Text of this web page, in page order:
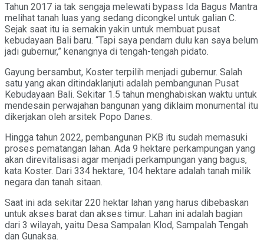
Tahun 2017 ia tak sengaja melewati bypass Ida Bagus Mantra
melihat tanah luas yang sedang dicongkel untuk galian C.
Sejak saat itu ia semakin yakin untuk membuat pusat
kebudayaan Bali baru. “Tapi saya pendam dulu kan saya belum
jadi gubernur,” kenangnya di tengah-tengah pidato.
Gayung bersambut, Koster terpilih menjadi gubernur. Salah
satu yang akan ditindaklanjuti adalah pembangunan Pusat
Kebudayaan Bali. Sekitar 1.5 tahun menghabiskan waktu untuk
mendesain perwajahan bangunan yang diklaim monumental itu
dikerjakan oleh arsitek Popo Danes.
Hingga tahun 2022, pembangunan PKB itu sudah memasuki
proses pematangan lahan. Ada 9 hektare perkampungan yang
akan direvitalisasi agar menjadi perkampungan yang bagus,
kata Koster. Dari 334 hektare, 104 hektare adalah tanah milik
negara dan tanah sitaan.
Saat ini ada sekitar 220 hektar lahan yang harus dibebaskan
untuk akses barat dan akses timur. Lahan ini adalah bagian
dari 3 wilayah, yaitu Desa Sampalan Klod, Sampalah Tengah
dan Gunaksa.